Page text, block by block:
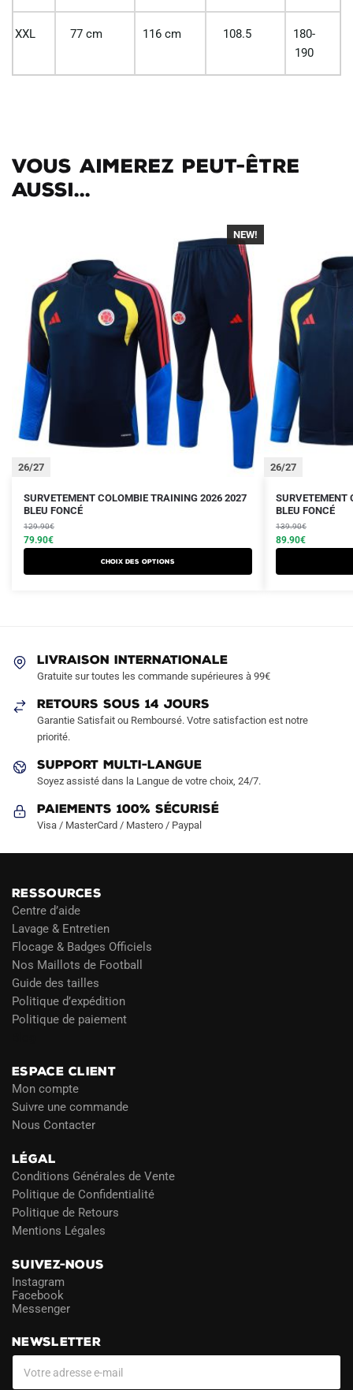
XXL 77 cm 116 cm 108.5
180-
190
Vous aimerez peut-être
aussi...
NEW!
26/27
SURVETEMENT COLOMBIE TRAINING 2026 2027
BLEU FONCÉ
129.90€
Le
prix
initial
était :
79.90€
Le
prix
actuel
est :
Choix des options
Ce
produit
a
plusieurs
variations.
choisies
la
page
produit
26/27
SURVETEMENT
BLEU FONCÉ
139.90€
Le
prix
initial
était :
89.90€
Le
prix
actuel
est :
Ce
produit
a
plusieurs
variations.
page
LIVRAISON INTERNATIONALE
Gratuite sur toutes les commande supérieures à 99€
RETOURS SOUS 14 JOURS
Garantie Satisfait ou Remboursé. Votre satisfaction est notre
priorité.
SUPPORT MULTI-LANGUE
Soyez assisté dans la Langue de votre choix, 24/7.
Paiements 100% Sécurisé
Visa / MasterCard / Mastero / Paypal
RESSOURCES
Centre d’aide
Lavage & Entretien
Flocage & Badges Officiels
Nos Maillots de Football
Guide des tailles
Politique d’expédition
Politique de paiement
ESPACE CLIENT
Mon compte
Suivre une commande
Nous Contacter
LÉGAL
Conditions Générales de Vente
Politique de Confidentialité
Politique de Retours
Mentions Légales
SUIVEZ-NOUS
Instagram
Facebook
Messenger
NEWSLETTER